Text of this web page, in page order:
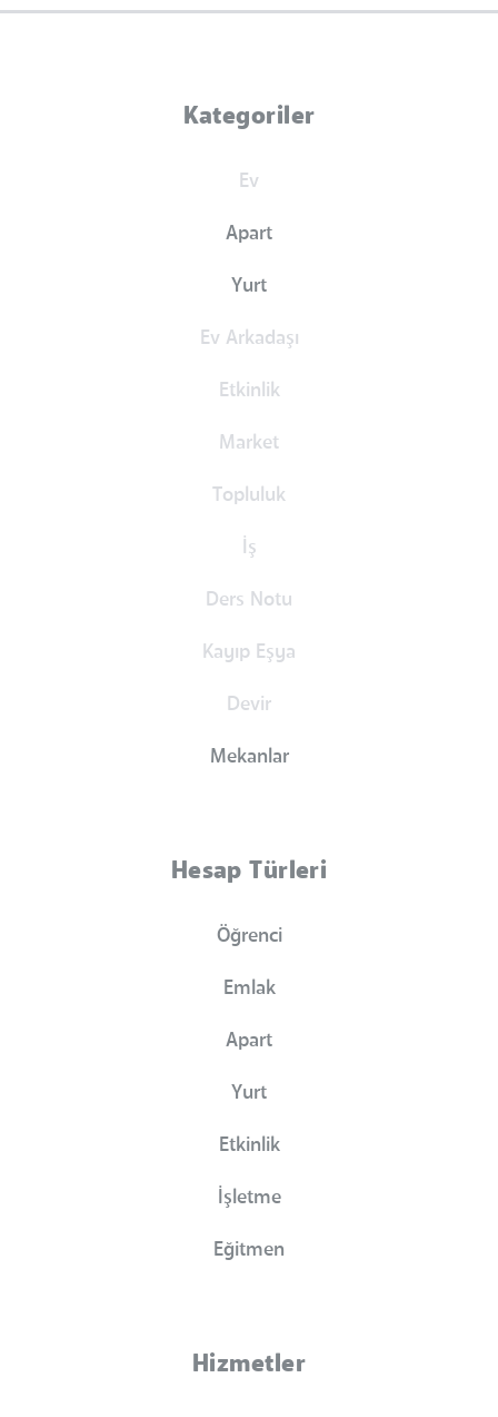
Kategoriler
Ev
Apart
Yurt
Ev Arkadaşı
Etkinlik
Market
Topluluk
İş
Ders Notu
Kayıp Eşya
Devir
Mekanlar
Hesap Türleri
Öğrenci
Emlak
Apart
Yurt
Etkinlik
İşletme
Eğitmen
Hizmetler